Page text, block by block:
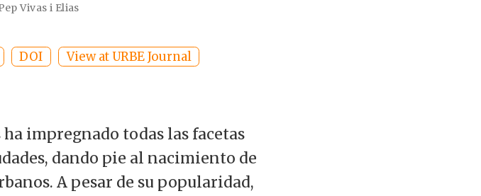
Vivas i Elias
DOI View at URBE Journal
impregnado todas las facetas
dando pie al nacimiento de
A pesar de su popularidad,